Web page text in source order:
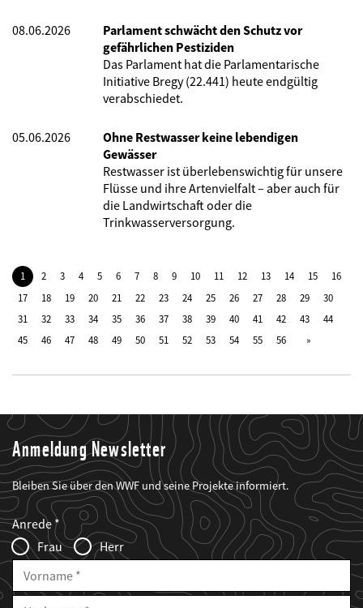
08.06.2026
Parlament schwächt den Schutz vor
gefährlichen Pestiziden
Das Parlament hat die Parlamentarische
Initiative Bregy (22.441) heute endgültig
verabschiedet.
05.06.2026
Ohne Restwasser keine lebendigen
Gewässer
Restwasser ist überlebenswichtig für unsere
Flüsse und ihre Artenvielfalt – aber auch für
die Landwirtschaft oder die
Trinkwasserversorgung.
1 2 3 4 5 6 7 8 9 10 11 12 13 14 15
16
17
18 19 20 21 22 23 24 25 26 27 28 29
30
31
32 33 34 35 36 37 38 39 40 41 42 43
44
45
46 47 48 49 50 51 52 53 54 55 56
Anmeldung Newsletter
Bleiben Sie über den WWF und seine Projekte informiert.
Web2Case
Infofelder
Fieldset
anrede_name
Anrede
Frau
Herr
Vorname